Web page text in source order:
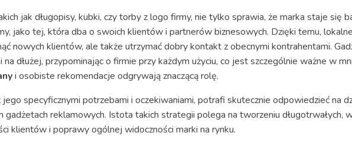
jak długopisy, kubki, czy torby z logo firmy, nie tylko sprawia, że marka staje się
jako tej, która dba o swoich klientów i partnerów biznesowych. Dzięki temu, lokalne
nowych klientów, ale także utrzymać dobry kontakt z obecnymi kontrahentami.
dłużej, przypominając o firmie przy każdym użyciu, co jest szczególnie ważne w
i osobiste rekomendacje odgrywają znaczącą rolę.
specyficznymi potrzebami i oczekiwaniami, potrafi skutecznie odpowiedzieć na
reklamowych. Istota takich strategii polega na tworzeniu długotrwałych,
klientów i poprawy ogólnej widoczności marki na rynku.